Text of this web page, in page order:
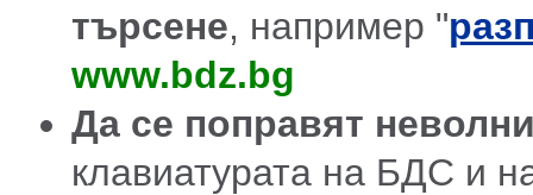
търсене, например "
www.bdz.bg
Да се поправят
клавиатурата на БДС и